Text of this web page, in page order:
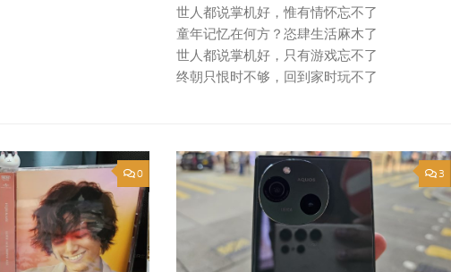
世人都说掌机好，惟有情怀忘不了
童年记忆在何方？恣肆生活麻木了
世人都说掌机好，只有游戏忘不了
终朝只恨时不够，回到家时玩不了
0 3